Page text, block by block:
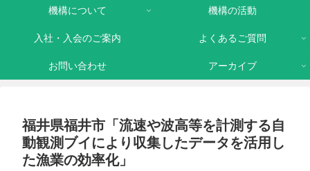
機構について 機構の活動
入社・入会のご案内 よくあるご質問
お問い合わせ アーカイブ
福井県福井市「流速や波高等を計測する自
動観測ブイにより収集したデータを活用し
た漁業の効率化」